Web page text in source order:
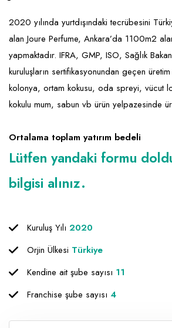
Ev Hizmetleri
Sağlık Güzellik
Turizm - Eğlence
Market FMGC - Katlı Mağaza
Mobilya ve Ev Tekstili
Oyuncak ve Hediyelik
Takı
Gayrimenkul
Gıda ve Sarf Malzemeleri
Güvenlik - Temizlik
Giyim - Aksesuar
Isıtma - Soğutma ve
Lojistik - Kargo ve Kurye
Mali Kayıt ve Denetim
Mobilya Dekorasyon
Proje - İnşaat ve Tesisat
Raf ve Depo Sistemleri
2020 yılında yurtdışındaki tecrübesini
alan Joure Perfume, Ankara’da 1100m2
yapmaktadır. IFRA, GMP, ISO, Sağlık
kuruluşların sertifikasyonundan geçen
kolonya, ortam kokusu, oda spreyi, vücut
kokulu mum, sabun vb ürün yelpazesinde
Ortalama toplam yatırım bedeli
Lütfen yandaki formu
bilgisi alınız.
Kuruluş Yılı 2020
Orjin Ülkesi Türkiye
Kendine ait şube sayısı 11
Franchise şube sayısı 4